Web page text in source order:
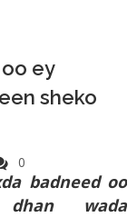
ey
sheko
0
badneed oo
wada